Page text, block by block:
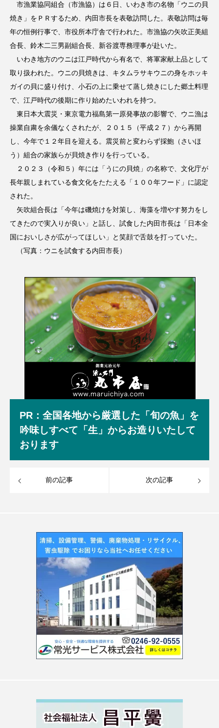
市漁業協同組合（市漁協）は６日、いわき市の名物「ウニの貝
焼き」をＰＲするため、内田市長を表敬訪問した。表敬訪問は毎
年の恒例行事で、市役所本庁舎で行われた。市漁協の矢吹正美組
合長、鈴木二三男副組合長、新谷渡専務理事が赴いた。
いわき地方のウニは江戸時代から有名で、将軍家献上品として
取り扱われた。ウニの貝焼きは、キタムラサキウニの身をホッキ
ガイの貝に盛り付け、小石の上に乗せて蒸し焼きにした郷土料理
で、江戸時代の後期に作り始めたいわれを持つ。
東日本大震災・東京電力福島第一原発事故の影響で、ウニ漁は
操業自粛を余儀なくされたが、２０１５（平成２７）から再開
し、今年で１２年目を迎える。震災前と変わらず採鮑（さいほ
う）組合の家族らが貝焼き作りを行っている。
２０２３（令和５）年には「うにの貝焼」の名称で、文化庁が
長年親しまれている食文化をたたえる「１００年フード」に認定
された。
矢吹組合長は「今年は磯焼けを対策し、海藻を増やす努力をし
てきたので実入りが良い」と話し、試食した内田市長は「日本全
国においしさが広がってほしい」と笑顔で舌鼓を打っていた。
（写真：ウニを試食する内田市長）
PR：全国各地から厳選した「旬の魚」を
吟味しすべて「生」からお造りいたして
おります
前の記事 次の記事